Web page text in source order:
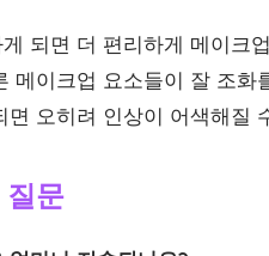
되면 더 편리하게 메이크
메이크업 요소들이 잘 조
면 오히려 인상이 어색해질
문